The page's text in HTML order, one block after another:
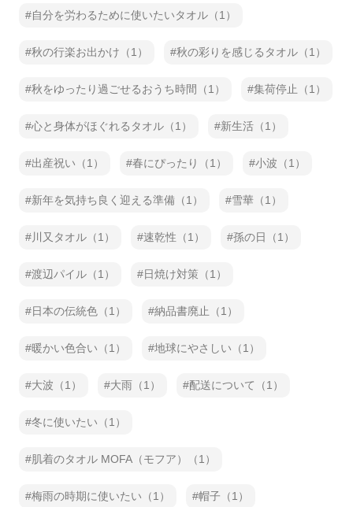
自分を労わるために使いたいタオル（1）
秋の行楽お出かけ（1） 秋の彩りを感じるタオル（1）
秋をゆったり過ごせるおうち時間（1） 集荷停止（1）
心と身体がほぐれるタオル（1） 新生活（1）
出産祝い（1） 春にぴったり（1） 小波（1）
新年を気持ち良く迎える準備（1） 雪華（1）
川又タオル（1） 速乾性（1） 孫の日（1）
渡辺パイル（1） 日焼け対策（1）
日本の伝統色（1） 納品書廃止（1）
暖かい色合い（1） 地球にやさしい（1）
大波（1） 大雨（1） 配送について（1）
冬に使いたい（1）
肌着のタオル MOFA（モフア）（1）
梅雨の時期に使いたい（1） 帽子（1）